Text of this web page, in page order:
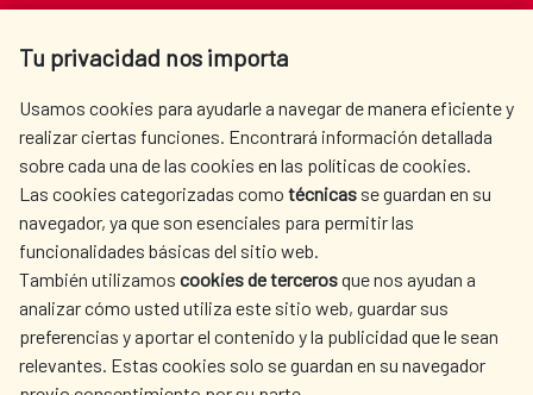
Tu privacidad nos importa
Usamos cookies para ayudarle a navegar de manera eficiente y
realizar ciertas funciones. Encontrará información detallada
sobre cada una de las cookies en las políticas de cookies.
Las cookies categorizadas como técnicas se guardan en su
navegador, ya que son esenciales para permitir las
funcionalidades básicas del sitio web.
También utilizamos cookies de tercerosque nos ayudan a
analizar cómo usted utiliza este sitio web, guardar sus
preferencias y aportar el contenido y la publicidad que le sean
relevantes. Estas cookies solo se guardan en su navegador
Tel. +34 900 20 30 54​​​​​​​
AECID
WHERE DO WE COOPERATE?
SPANISH HUMANITARIAN
ACTION
PRESS ROOM
CULTURE AND SCIENCE LIBRARY